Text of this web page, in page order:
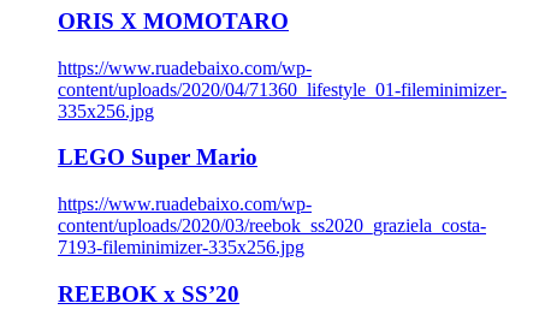
ORIS X MOMOTARO
https://www.ruadebaixo.com/wp-
content/uploads/2020/04/71360_lifestyle_01-fileminimizer-
335x256.jpg
LEGO Super Mario
https://www.ruadebaixo.com/wp-
content/uploads/2020/03/reebok_ss2020_graziela_costa-
7193-fileminimizer-335x256.jpg
REEBOK x SS’20